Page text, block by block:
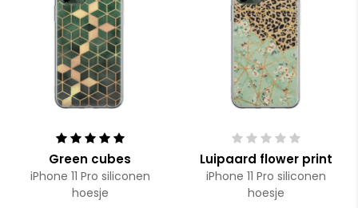
Green cubes
iPhone 11 Pro siliconen
hoesje
Luipaard flower print
iPhone 11 Pro siliconen
hoesje